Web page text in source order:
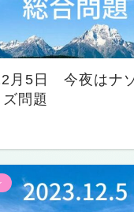
月5日 今夜は
問題